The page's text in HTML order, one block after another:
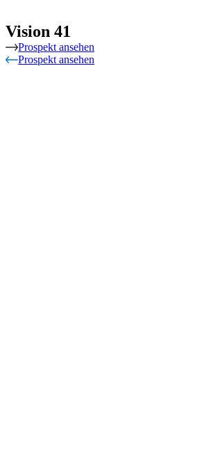
Vision 41
Prospekt ansehen
Prospekt ansehen